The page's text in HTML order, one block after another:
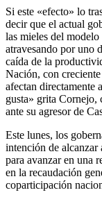
Si este «efecto» lo
decir que el actual
las mieles del
atravesando por uno
caída de la
Nación, con
afectan directamente
gusta» grita Cornejo,
ante su agresor de
Este lunes, los
intención de alcanzar
para avanzar en una
en la recaudación
coparticipación